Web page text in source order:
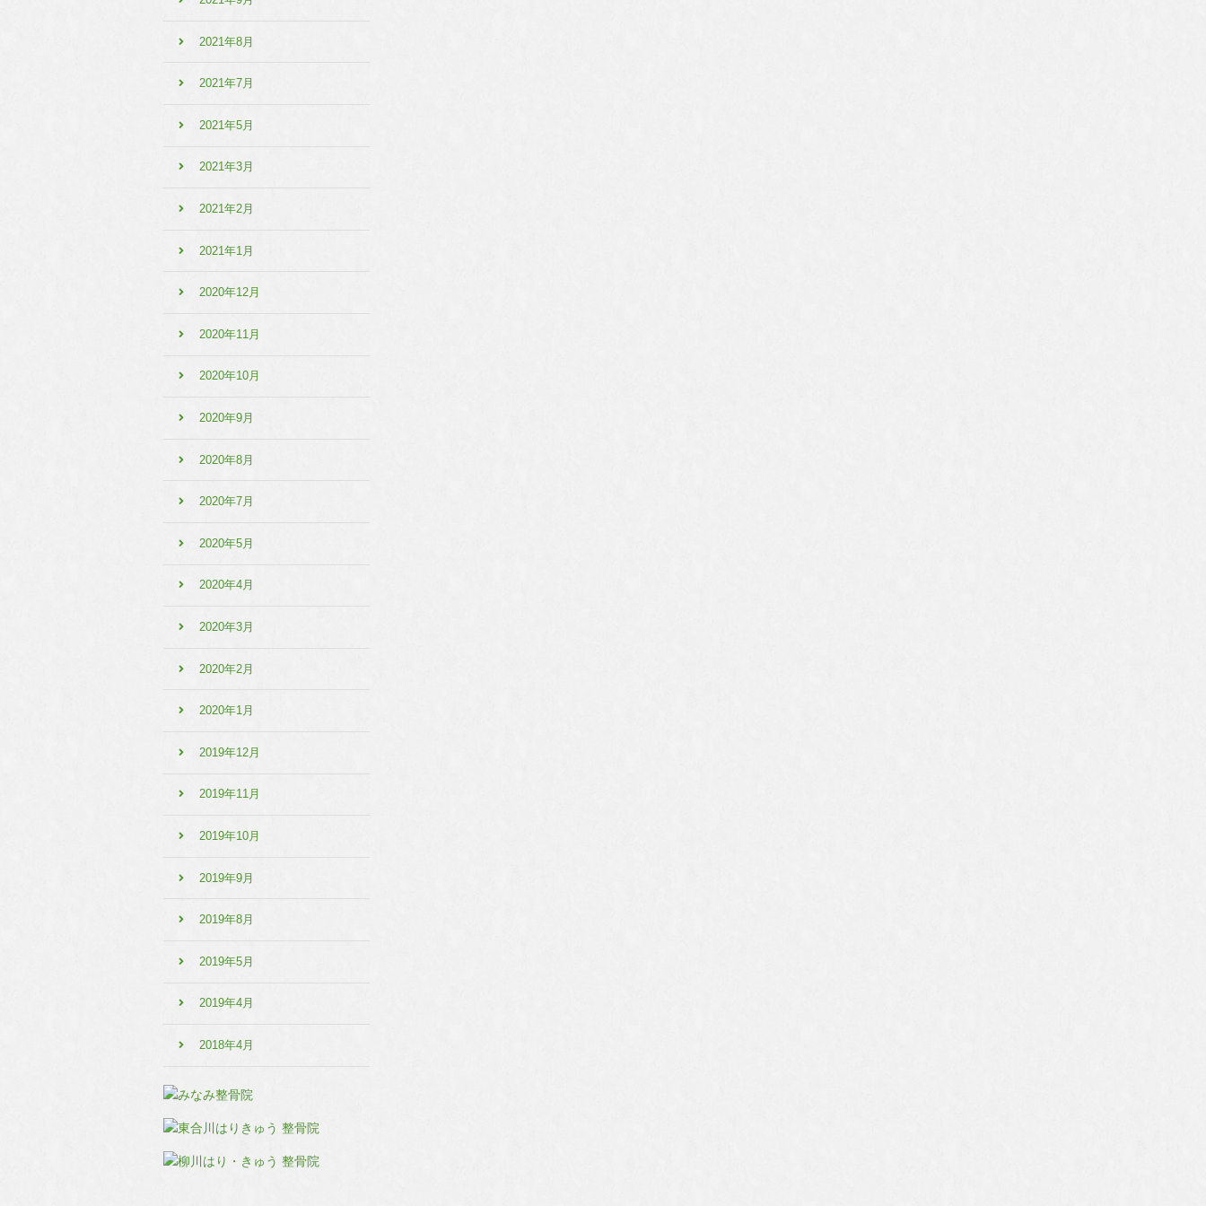
2021年8月
2021年7月
2021年5月
2021年3月
2021年2月
2021年1月
2020年12月
2020年11月
2020年10月
2020年9月
2020年8月
2020年7月
2020年5月
2020年4月
2020年3月
2020年2月
2020年1月
2019年12月
2019年11月
2019年10月
2019年9月
2019年8月
2019年5月
2019年4月
2018年4月